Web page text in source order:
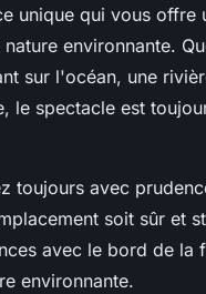
unique qui vous offre
environnante.
sur l'océan, une
le spectacle est
toujours avec
soit sûr et
avec le bord de la
environnante.